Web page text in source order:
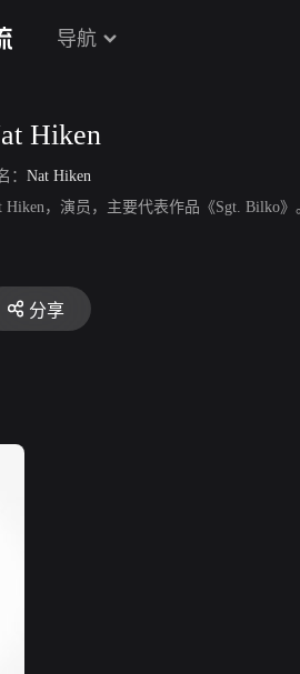
导航
Hiken
： Nat Hiken
Hiken，演员，主要代表作品《Sgt. Bilko》
分享